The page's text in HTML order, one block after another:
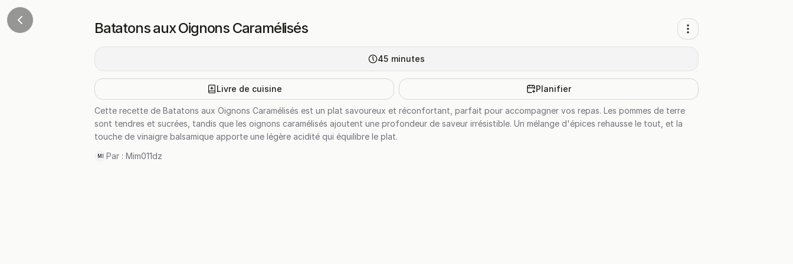
Batatons aux Oignons Caramélisés
45 minutes
Livre de cuisine Planifier
Cette recette de Batatons aux Oignons Caramélisés est un plat savoureux et réconfortant, parfait pour accompagner vos repas. Les pommes de terre
sont tendres et sucrées, tandis que les oignons caramélisés ajoutent une profondeur de saveur irrésistible. Un mélange d'épices rehausse le tout, et la
touche de vinaigre balsamique apporte une légère acidité qui équilibre le plat.
MI Par : Mim011dz